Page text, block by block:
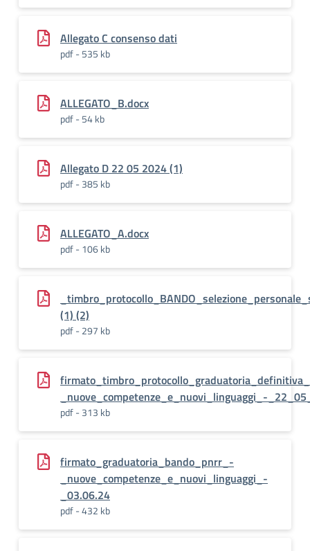
Allegato C consenso dati
pdf - 535 kb
ALLEGATO_B.docx
pdf - 54 kb
Allegato D 22 05 2024 (1)
pdf - 385 kb
ALLEGATO_A.docx
pdf - 106 kb
(1) (2)
pdf - 297 kb
_nuove_competenze_e_nuovi_linguaggi_-
pdf - 313 kb
firmato_graduatoria_bando_pnrr_-
_nuove_competenze_e_nuovi_linguaggi_-
_03.06.24
pdf - 432 kb